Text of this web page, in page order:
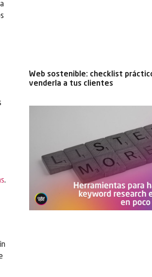
.
Web sostenible: checklist
venderla a tus clientes